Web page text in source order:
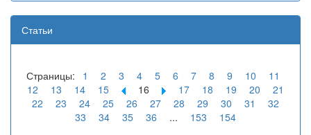
Статьи
Страницы: 1 2 3 4 5 6 7 8 9 10
11
12
13 14 15 16 17 18 19 20
21
22
23 24 25 26 27 28 29 30 31
32
33
34 35 36 ... 153 154